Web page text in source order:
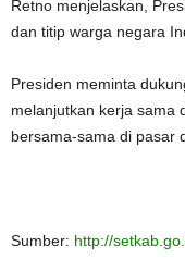
Retno menjelaskan,
dan titip warga negara
Presiden meminta
melanjutkan kerja sama
bersama-sama di pasar
Sumber: http://